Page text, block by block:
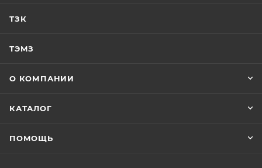
ТЗК
ТЭМЗ
О КОМПАНИИ
КАТАЛОГ
ПОМОЩЬ